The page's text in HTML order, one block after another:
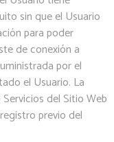
sin que el Usuario
para poder
de conexión a
por el
el Usuario. La
del Sitio Web
previo del